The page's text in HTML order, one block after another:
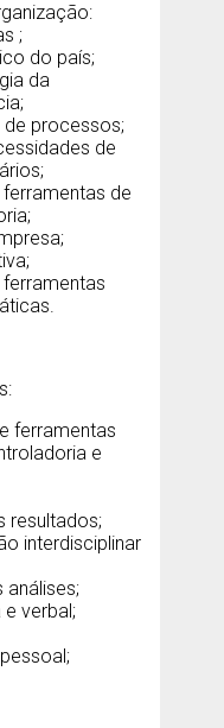
;
do país;
da
processos;
de
de
ferramentas
e
resultados;
interdisciplinar
análises;
verbal;